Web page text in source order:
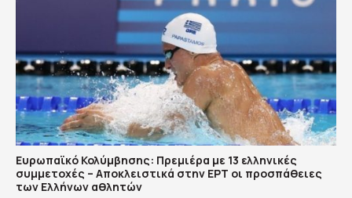
Ευρωπαϊκό Κολύμβησης: Πρεμιέρα με 13 ελληνικές
συμμετοχές – Αποκλειστικά στην ΕΡΤ οι προσπάθειες
των Ελλήνων αθλητών